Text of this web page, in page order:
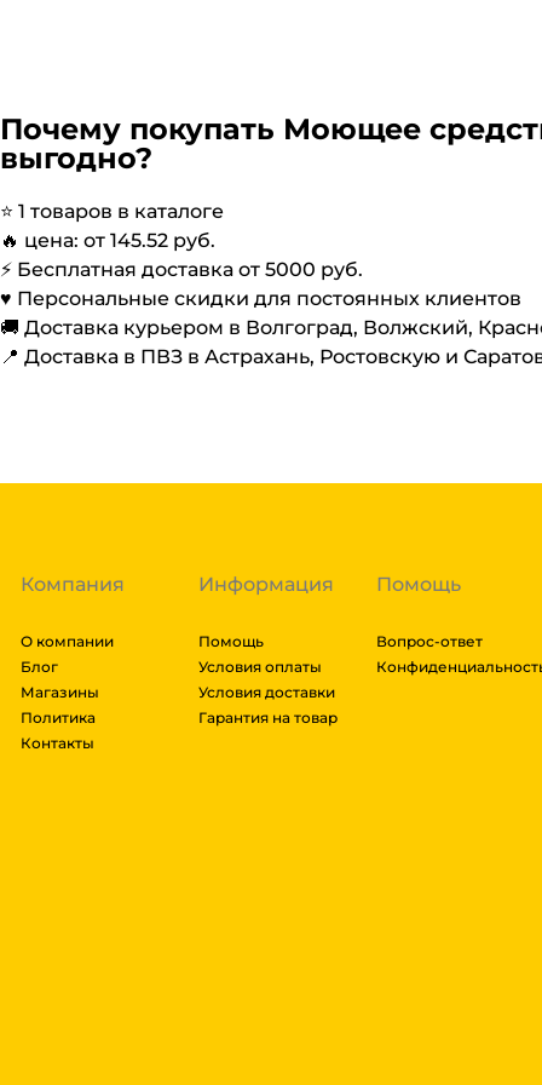
Почему покупать Моющее
выгодно?
⭐️ 1 товаров в каталоге
🔥 цена: от 145.52 руб.
⚡️ Бесплатная доставка от 5000 руб.
♥️ Персональные скидки для постоянных клиентов
🚚 Доставка курьером в Волгоград, Волжский,
📍 Доставка в ПВЗ в Астрахань, Ростовскую и
Компания
О компании
Блог
Магазины
Политика
Контакты
Информация
Помощь
Условия оплаты
Условия доставки
Гарантия на товар
Помощь
Вопрос-ответ